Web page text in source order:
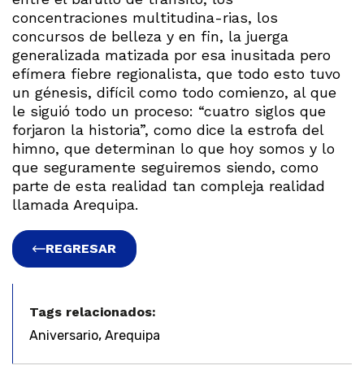
concentraciones multitudina-rias, los
concursos de belleza y en fin, la juerga
generalizada matizada por esa inusitada pero
efímera fiebre regionalista, que todo esto tuvo
un génesis, difícil como todo comienzo, al que
le siguió todo un proceso: “cuatro siglos que
forjaron la historia”, como dice la estrofa del
himno, que determinan lo que hoy somos y lo
que seguramente seguiremos siendo, como
parte de esta realidad tan compleja realidad
llamada Arequipa.
REGRESAR
Tags relacionados:
Aniversario, Arequipa